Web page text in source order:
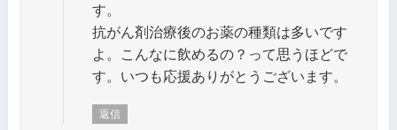
す。
抗がん剤治療後のお薬の種類は多いです
よ。こんなに飲めるの？って思うほどで
す。いつも応援ありがとうございます。
返信